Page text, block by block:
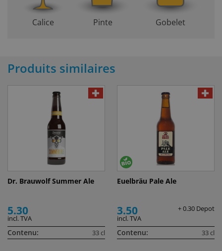
Calice Pinte Gobelet
Produits similaires
Dr. Brauwolf Summer Ale
5.30
incl. TVA
Contenu: 33 cl
Euelbräu Pale Ale
3.50
+ 0.30 Depot
incl. TVA
Contenu: 33 cl